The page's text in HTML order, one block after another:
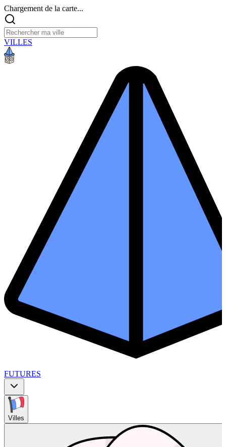
Chargement de la carte...
VILLES
FUTURES
Villes